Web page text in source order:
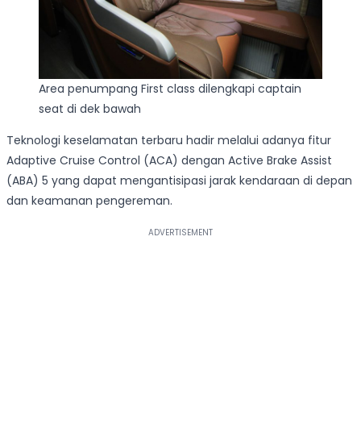
Area penumpang First class dilengkapi captain
seat di dek bawah
Teknologi keselamatan terbaru hadir melalui adanya fitur
Adaptive Cruise Control (ACA) dengan Active Brake Assist
(ABA) 5 yang dapat mengantisipasi jarak kendaraan di depan
dan keamanan pengereman.